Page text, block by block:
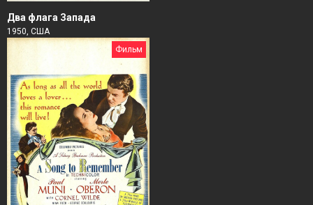
Два флага Запада
1950, США
Фильм